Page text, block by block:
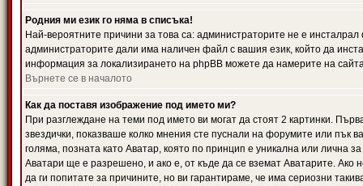
Родния ми език го няма в списъка!
Най-вероятните причини за това са: администраторите не е
администраторите дали има наличен файл с вашия език, който да
информация за локализирането на phpBB можете да намерите на
Върнете се в началото
Как да поставя изображение под името ми?
При разглеждане на теми под името ви могат да стоят 2 картинки.
звездички, показваше колко мнения сте пуснали на форумите или пък
голяма, позната като Аватар, която по принцип е уникална или лична
Аватари ще е разрешено, и ако е, от къде да се вземат Аватарите.
да ги попитате за причините, но ви гарантираме, че има сериозни